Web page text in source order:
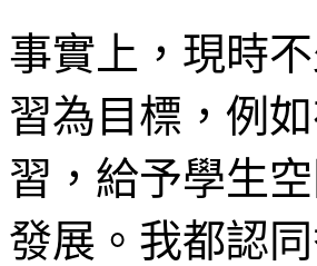
事實上，現時
習為目標，例
習，給予學生
發展。我都認